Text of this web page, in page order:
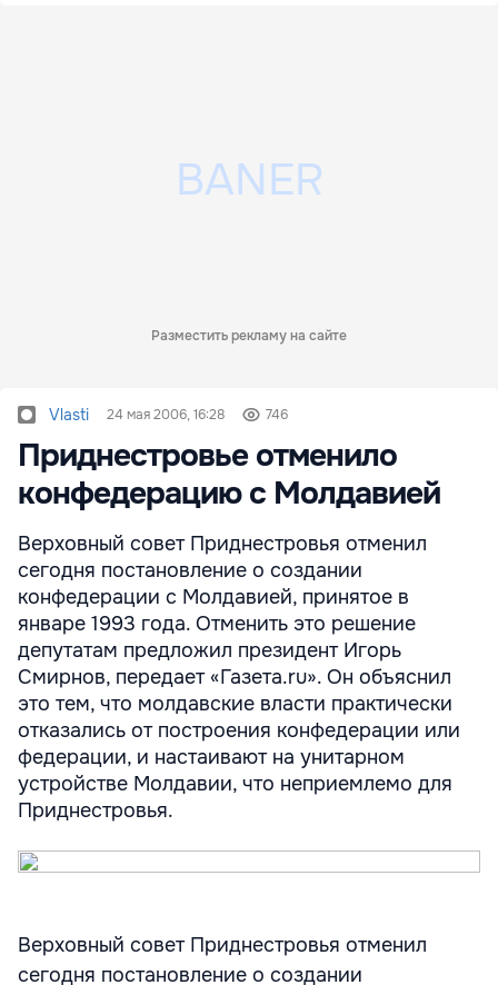
Разместить рекламу на сайте
Vlasti 24 мая 2006, 16:28 746
Приднестровье отменило
конфедерацию с Молдавией
Верховный совет Приднестровья отменил
сегодня постановление о создании
конфедерации с Молдавией, принятое в
январе 1993 года. Отменить это решение
депутатам предложил президент Игорь
Смирнов, передает «Газета.ru». Он объяснил
это тем, что молдавские власти практически
отказались от построения конфедерации или
федерации, и настаивают на унитарном
устройстве Молдавии, что неприемлемо для
Приднестровья.
Верховный совет Приднестровья отменил
сегодня постановление о создании